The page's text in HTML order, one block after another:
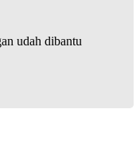
udah dibantu